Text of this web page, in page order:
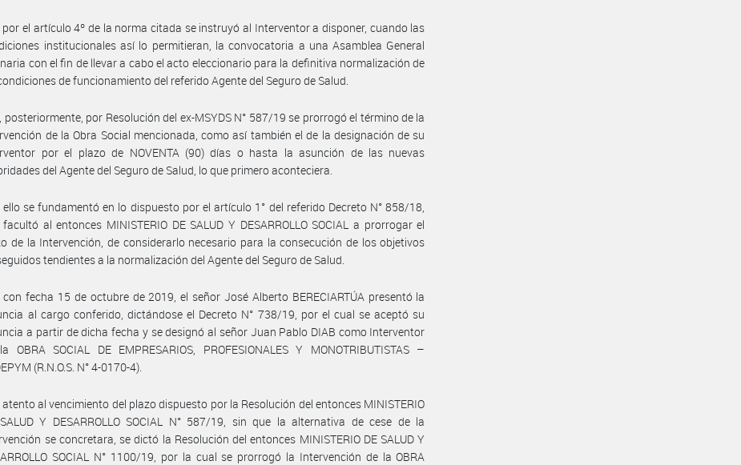
por el artículo 4º de la norma citada se instruyó al Interventor a disponer, cuando las
institucionales así lo permitieran, la convocatoria a una Asamblea General
con el fin de llevar a cabo el acto eleccionario para la definitiva normalización de
de funcionamiento del referido Agente del Seguro de Salud.
posteriormente, por Resolución del ex-MSYDS N° 587/19 se prorrogó el término de la
de la Obra Social mencionada, como así también el de la designación de su
por el plazo de NOVENTA (90) días o hasta la asunción de las nuevas
del Agente del Seguro de Salud, lo que primero aconteciera.
ello se fundamentó en lo dispuesto por el artículo 1° del referido Decreto N° 858/18,
al entonces MINISTERIO DE SALUD Y DESARROLLO SOCIAL a prorrogar el
de la Intervención, de considerarlo necesario para la consecución de los objetivos
tendientes a la normalización del Agente del Seguro de Salud.
con fecha 15 de octubre de 2019, el señor José Alberto BERECIARTÚA presentó la
al cargo conferido, dictándose el Decreto N° 738/19, por el cual se aceptó su
a partir de dicha fecha y se designó al señor Juan Pablo DIAB como Interventor
OBRA SOCIAL DE EMPRESARIOS, PROFESIONALES Y MONOTRIBUTISTAS –
(R.N.O.S. N° 4-0170-4).
atento al vencimiento del plazo dispuesto por la Resolución del entonces MINISTERIO
Y DESARROLLO SOCIAL N° 587/19, sin que la alternativa de cese de la
se concretara, se dictó la Resolución del entonces MINISTERIO DE SALUD Y
SOCIAL N° 1100/19, por la cual se prorrogó la Intervención de la OBRA